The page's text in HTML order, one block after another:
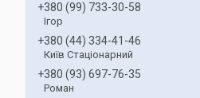
+380 (99) 733-30-58
Ігор
+380 (44) 334-41-46
Київ Стаціонарний
+380 (93) 697-76-35
Роман